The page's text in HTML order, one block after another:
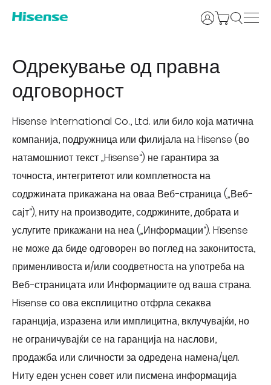
Најави се
Одрекување од правна
одговорност
Hisense International Co., Ltd. или било која матична
компанија, подружница или филијала на Hisense (во
натамошниот текст „Hisense“) не гарантира за
точноста, интегритетот или комплетноста на
содржината прикажана на оваа Веб-страница („Веб-
сајт“), ниту на производите, содржините, добрата и
услугите прикажани на неа („Информации“). Hisense
не може да биде одговорен во поглед на законитоста,
применливоста и/или соодветноста на употреба на
Веб-страницата или Информациите од ваша страна.
Hisense со ова експлицитно отфрла секаква
гаранција, изразена или имплицитна, вклучувајќи, но
не ограничувајќи се на гаранција на наслови,
продажба или сличности за одредена намена/цел.
Ниту еден уснен совет или писмена информација